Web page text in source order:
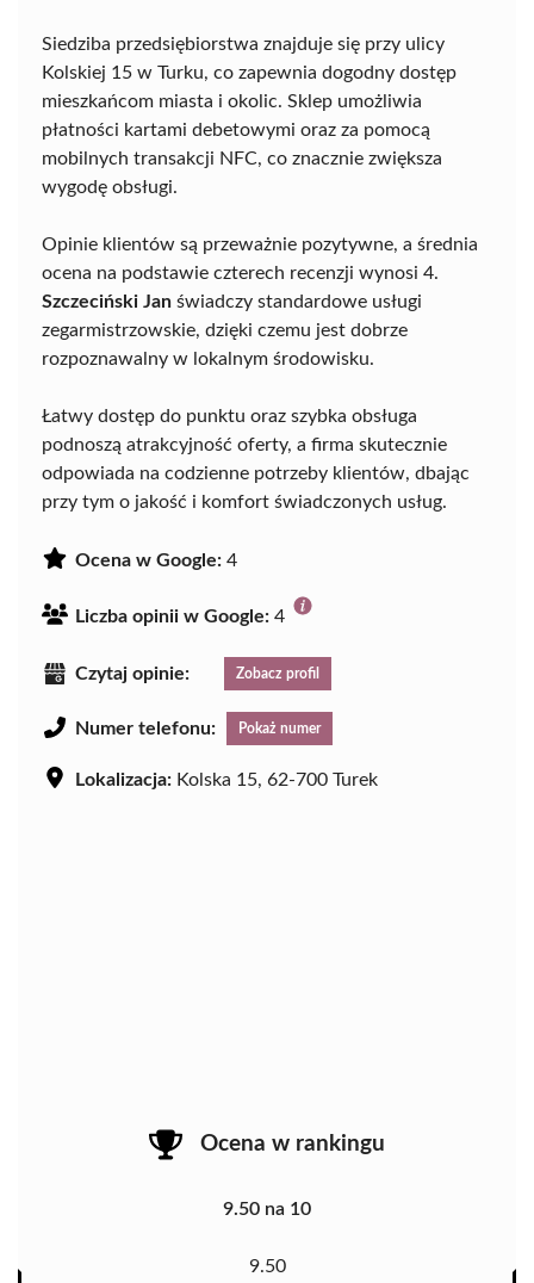
Siedziba przedsiębiorstwa znajduje się przy ulicy
Kolskiej 15 w Turku, co zapewnia dogodny dostęp
mieszkańcom miasta i okolic. Sklep umożliwia
płatności kartami debetowymi oraz za pomocą
mobilnych transakcji NFC, co znacznie zwiększa
wygodę obsługi.
Opinie klientów są przeważnie pozytywne, a średnia
ocena na podstawie czterech recenzji wynosi 4.
Szczeciński Jan świadczy standardowe usługi
zegarmistrzowskie, dzięki czemu jest dobrze
rozpoznawalny w lokalnym środowisku.
Łatwy dostęp do punktu oraz szybka obsługa
podnoszą atrakcyjność oferty, a firma skutecznie
odpowiada na codzienne potrzeby klientów, dbając
przy tym o jakość i komfort świadczonych usług.
Ocena w Google: 4
Liczba opinii w Google: 4
Czytaj opinie: Zobacz profil
Numer telefonu: Pokaż numer
Lokalizacja: Kolska 15, 62-700 Turek
Ocena w rankingu
9.50 na 10
9.50